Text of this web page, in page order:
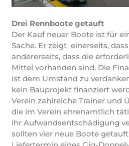
Drei Rennboote getauft
Der Kauf neuer Boote ist für
Sache. Er zeigt einerseits,
andererseits, dass die
Mittel vorhanden sind. Die
ist dem Umstand zu
kein Bauprojekt finanziert
Verein zahlreiche Trainer und
die im Verein ehrenamtlich
ihr Aufwandsentschädigung
sollten vier neue Boote